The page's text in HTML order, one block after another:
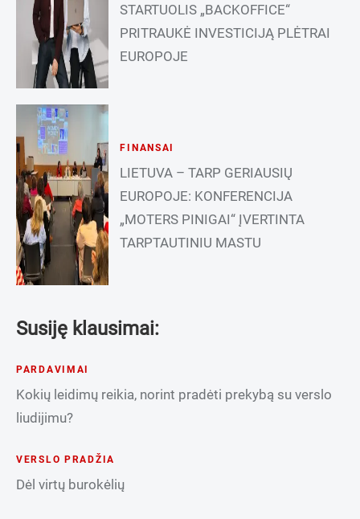
STARTUOLIS „BACKOFFICE“
PRITRAUKĖ INVESTICIJĄ PLĖTRAI
EUROPOJE
FINANSAI
LIETUVA – TARP GERIAUSIŲ
EUROPOJE: KONFERENCIJA
„MOTERS PINIGAI“ ĮVERTINTA
TARPTAUTINIU MASTU
Susiję klausimai:
PARDAVIMAI
Kokių leidimų reikia, norint pradėti prekybą su verslo
liudijimu?
VERSLO PRADŽIA
Dėl virtų burokėlių